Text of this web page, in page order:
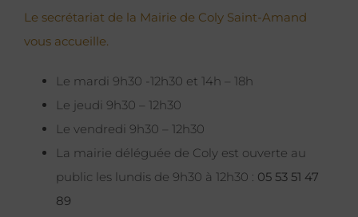
Le secrétariat de la Mairie de Coly Saint-Amand
vous accueille.
Le mardi 9h30 -12h30 et 14h – 18h
Le jeudi 9h30 – 12h30
Le vendredi 9h30 – 12h30
La mairie déléguée de Coly est ouverte au
public les lundis de 9h30 à 12h30 : 05 53 51 47
89